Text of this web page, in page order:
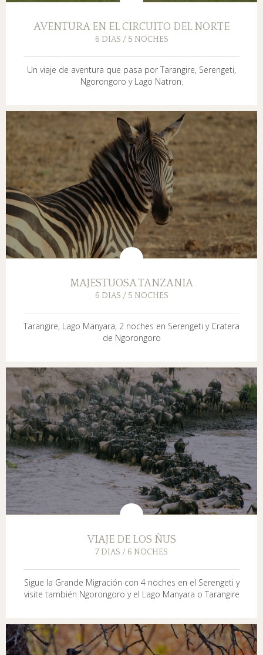
AVENTURA EN EL CIRCUITO DEL NORTE
6 DIAS / 5 NOCHES
Un viaje de aventura que pasa por Tarangire, Serengeti,
Ngorongoro y Lago Natron.
MAJESTUOSA TANZANIA
6 DIAS / 5 NOCHES
Tarangire, Lago Manyara, 2 noches en Serengeti y Cratera
de Ngorongoro
VIAJE DE LOS ÑUS
7 DIAS / 6 NOCHES
Sigue la Grande Migración con 4 noches en el Serengeti y
visite también Ngorongoro y el Lago Manyara o Tarangire